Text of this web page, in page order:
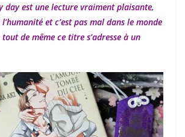
day est une lecture vraiment plaisante,
et c’est pas mal dans le monde
de même ce titre s’adresse à un